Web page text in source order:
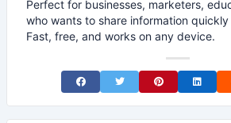
Perfect for businesses, marketers,
who wants to share information
Fast, free, and works on any device.
Share on Facebook
Share on Twitter
Share onShare